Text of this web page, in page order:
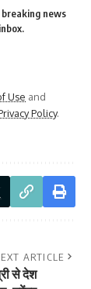
news
Use and
Policy.
ARTICLE
से देश